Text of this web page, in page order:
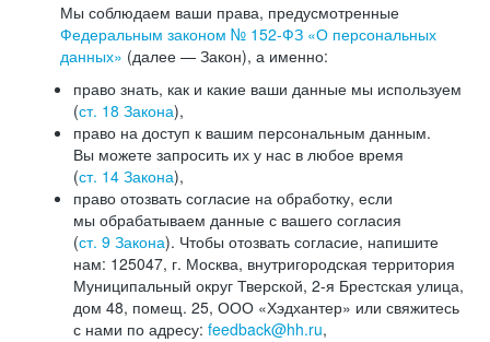
Мы соблюдаем ваши права, предусмотренные
Федеральным законом № 152-ФЗ «О персональных
данных» (далее — Закон), а именно:
право знать, как и какие ваши данные мы используем
(ст. 18 Закона),
право на доступ к вашим персональным данным.
Вы можете запросить их у нас в любое время
(ст. 14 Закона),
право отозвать согласие на обработку, если
мы обрабатываем данные с вашего согласия
(ст. 9 Закона). Чтобы отозвать согласие, напишите
нам: 125047, г. Москва, внутригородская территория
Муниципальный округ Тверской, 2-я Брестская улица,
дом 48, помещ. 25, ООО «Хэдхантер» или свяжитесь
с нами по адресу: feedback@hh.ru,